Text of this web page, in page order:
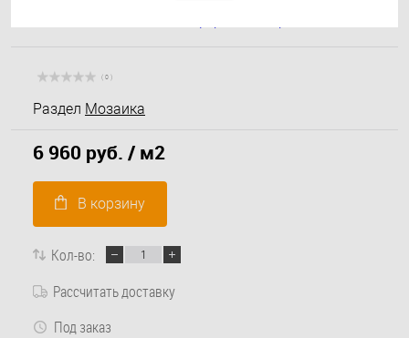
( 0 )
Раздел Мозаика
6 960 руб. / м2
В корзину
Кол-во:
Рассчитать доставку
Под заказ